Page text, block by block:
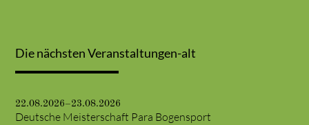
Die nächsten Veranstaltungen-alt
22.08.2026–23.08.2026
Deutsche Meisterschaft Para Bogensport